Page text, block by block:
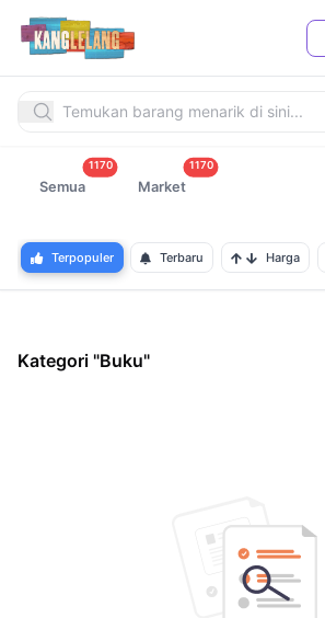
Semua
1170
Market
1170
Terpopuler Terbaru Harga
Kategori "Buku"